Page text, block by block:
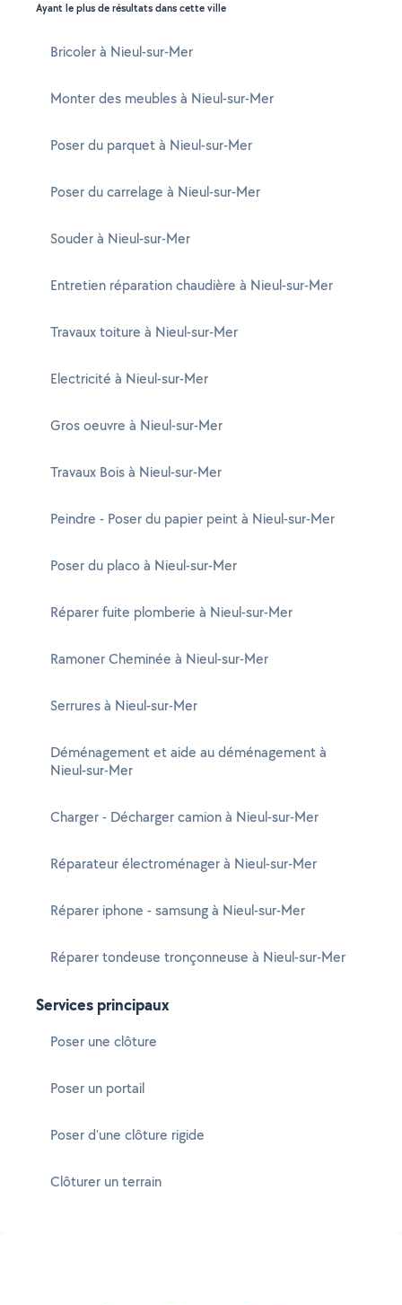
Ayant le plus de résultats dans cette ville
Bricoler à Nieul-sur-Mer
Monter des meubles à Nieul-sur-Mer
Poser du parquet à Nieul-sur-Mer
Poser du carrelage à Nieul-sur-Mer
Souder à Nieul-sur-Mer
Entretien réparation chaudière à Nieul-sur-Mer
Travaux toiture à Nieul-sur-Mer
Electricité à Nieul-sur-Mer
Gros oeuvre à Nieul-sur-Mer
Travaux Bois à Nieul-sur-Mer
Peindre - Poser du papier peint à Nieul-sur-Mer
Poser du placo à Nieul-sur-Mer
Réparer fuite plomberie à Nieul-sur-Mer
Ramoner Cheminée à Nieul-sur-Mer
Serrures à Nieul-sur-Mer
Déménagement et aide au déménagement à
Nieul-sur-Mer
Charger - Décharger camion à Nieul-sur-Mer
Réparateur électroménager à Nieul-sur-Mer
Réparer iphone - samsung à Nieul-sur-Mer
Réparer tondeuse tronçonneuse à Nieul-sur-Mer
Services principaux
Poser une clôture
Poser un portail
Poser d'une clôture rigide
Clôturer un terrain